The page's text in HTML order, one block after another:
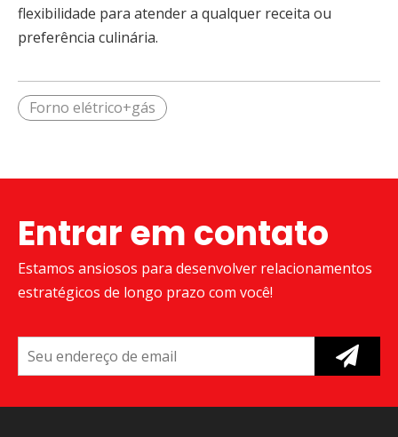
flexibilidade para atender a qualquer receita ou
preferência culinária.
Forno elétrico+gás
Entrar em contato
Estamos ansiosos para desenvolver relacionamentos
estratégicos de longo prazo com você!